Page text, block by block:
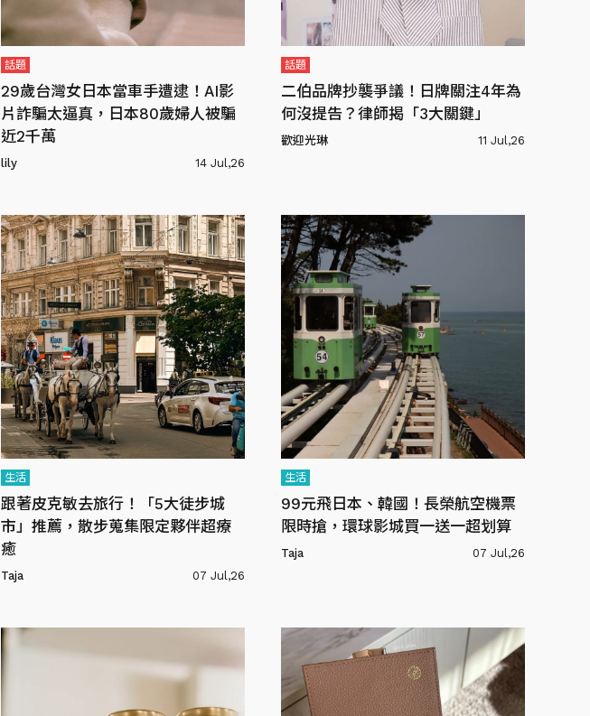
話題
29歲台灣女日本當車手遭逮！AI影
片詐騙太逼真，日本80歲婦人被騙
近2千萬
lily 14 Jul,26
話題
二伯品牌抄襲爭議！日牌關注4年為
何沒提告？律師揭「3大關鍵」
歡迎光琳 11 Jul,26
生活
跟著皮克敏去旅行！「5大徒步城
市」推薦，散步蒐集限定夥伴超療
癒
Taja 07 Jul,26
生活
99元飛日本、韓國！長榮航空機票
限時搶，環球影城買一送一超划算
Taja 07 Jul,26